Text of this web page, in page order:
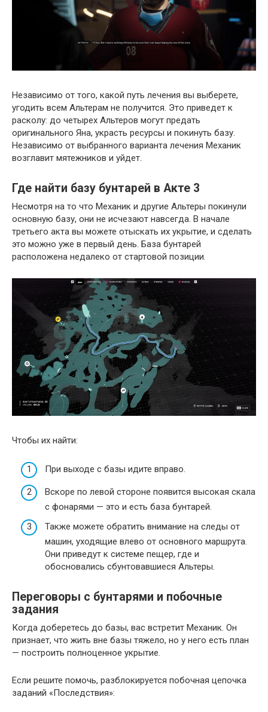
Независимо от того, какой путь лечения вы выберете,
угодить всем Альтерам не получится. Это приведет к
расколу: до четырех Альтеров могут предать
оригинального Яна, украсть ресурсы и покинуть базу.
Независимо от выбранного варианта лечения Механик
возглавит мятежников и уйдет.
Где найти базу бунтарей в Акте 3
Несмотря на то что Механик и другие Альтеры покинули
основную базу, они не исчезают навсегда. В начале
третьего акта вы можете отыскать их укрытие, и сделать
это можно уже в первый день. База бунтарей
расположена недалеко от стартовой позиции.
Чтобы их найти:
При выходе с базы идите вправо.
Вскоре по левой стороне появится высокая скала
с фонарями — это и есть база бунтарей.
Также можете обратить внимание на следы от
машин, уходящие влево от основного маршрута.
Они приведут к системе пещер, где и
обосновались сбунтовавшиеся Альтеры.
Переговоры с бунтарями и побочные
задания
Когда доберетесь до базы, вас встретит Механик. Он
признает, что жить вне базы тяжело, но у него есть план
— построить полноценное укрытие.
Если решите помочь, разблокируется побочная цепочка
заданий «Последствия»: